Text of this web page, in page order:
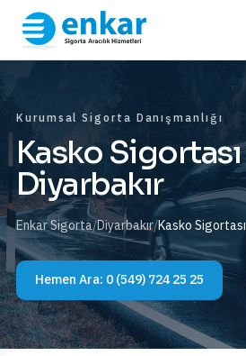
Kurumsal Sigorta Danışmanlığı
Kasko Sigortası
Diyarbakır
Enkar Sigorta/Diyarbakır/Kasko Sigortası
Hemen Ara: 0 (549) 724 25 25